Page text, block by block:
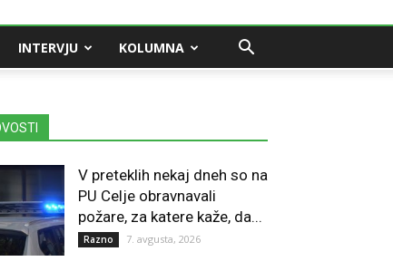
INTERVJU KOLUMNA
V preteklih nekaj dneh so na
PU Celje obravnavali
požare, za katere kaže, da...
Razno 7. avgusta, 2026